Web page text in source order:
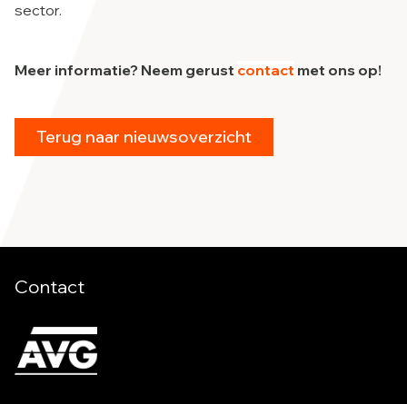
sector.
Meer informatie? Neem gerust contact met ons op!
Terug naar nieuwsoverzicht
Contact